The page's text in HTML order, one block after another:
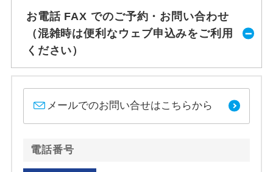
お電話 FAX でのご予約・お問い合わせ
（混雑時は便利なウェブ申込みをご利用
ください）
メールでのお問い合せはこちらから
電話番号